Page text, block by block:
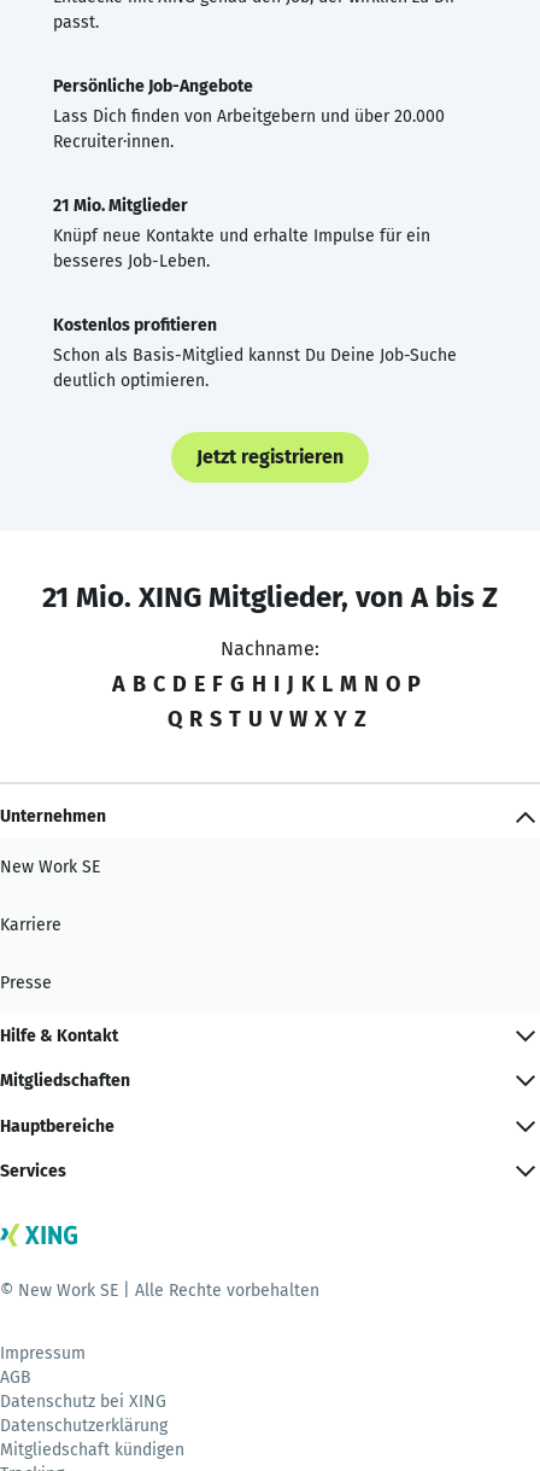
passt.
Persönliche Job-Angebote
Lass Dich finden von Arbeitgebern und über 20.000
Recruiter·innen.
21 Mio. Mitglieder
Knüpf neue Kontakte und erhalte Impulse für ein
besseres Job-Leben.
Kostenlos profitieren
Schon als Basis-Mitglied kannst Du Deine Job-Suche
deutlich optimieren.
Jetzt registrieren
21 Mio. XING Mitglieder, von A bis Z
Nachname:
A B C D E F G H I J K L M N O P
Q R S T U V W X Y Z
Unternehmen
New Work SE
Karriere
Presse
Hilfe & Kontakt
Mitgliedschaften
Hauptbereiche
Services
© New Work SE | Alle Rechte vorbehalten
Impressum
AGB
Datenschutz bei XING
Datenschutzerklärung
Mitgliedschaft kündigen